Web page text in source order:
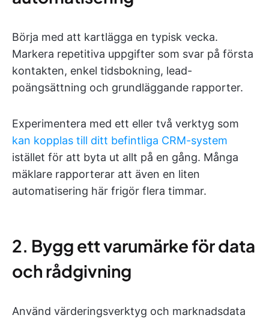
Börja med att kartlägga en typisk vecka.
Markera repetitiva uppgifter som svar på första
kontakten, enkel tidsbokning, lead-
poängsättning och grundläggande rapporter.
Experimentera med ett eller två verktyg som
kan kopplas till ditt befintliga CRM-system
istället för att byta ut allt på en gång. Många
mäklare rapporterar att även en liten
automatisering här frigör flera timmar.
2. Bygg ett varumärke för data
och rådgivning
Använd värderingsverktyg och marknadsdata